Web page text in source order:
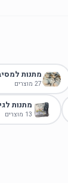
מתנות
27 מוצרים
מתנות
13 מוצרים